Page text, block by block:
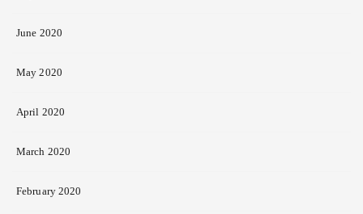
June 2020
May 2020
April 2020
March 2020
February 2020